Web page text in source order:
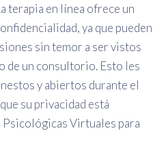
terapia en línea ofrece un
ya que pueden
sin temor a ser vistos
de un consultorio. Esto les
y abiertos durante el
su privacidad está
Psicológicas Virtuales para